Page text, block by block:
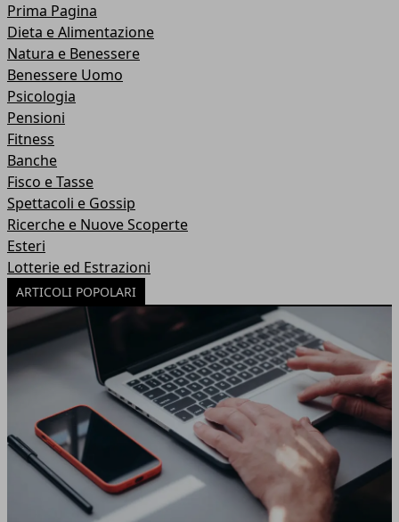
Prima Pagina
Dieta e Alimentazione
Natura e Benessere
Benessere Uomo
Psicologia
Pensioni
Fitness
Banche
Fisco e Tasse
Spettacoli e Gossip
Ricerche e Nuove Scoperte
Esteri
Lotterie ed Estrazioni
ARTICOLI POPOLARI